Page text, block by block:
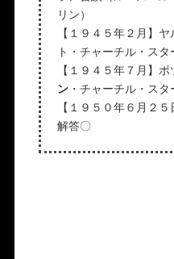
リン）
【１９４５年２月】
ト・チャーチル・スタ
【１９４５年７月】
ン・チャーチル・スタ
【１９５０年６月２
解答〇